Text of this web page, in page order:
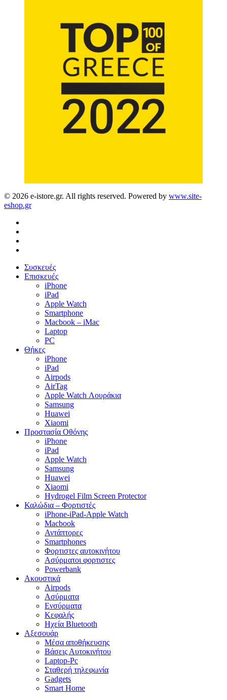
© 2026 e-istore.gr. All rights reserved. Powered by www.site-
eshop.gr
Close
Menu
Συσκευές
Επισκευές
iPhone
iPad
Apple Watch
Smartphone
Macbook – iMac
Laptop
PC
Θήκες
iPhone
iPad
Airpods
AirTag
Apple Watch Λουράκια
Samsung
Huawei
Xiaomi
Προστασία Οθόνης
iPhone
iPad
Apple Watch
Samsung
Huawei
Xiaomi
Hydrogel Film Screen Protector
Καλώδια – Φορτιστές
iPhone-iPad-Apple Watch
Macbook
Αντάπτορες
Smartphones
Φορτιστες αυτοκινήτου
Ασύρματοι φορτιστες
Powerbank
Ακουστικά
Airpods
Ασύρματα
Ενσύρματα
Κεφαλής
Ηχεία Bluetooth
Αξεσουάρ
Μέσα αποθήκευσης
Βάσεις Αυτοκινήτου
Laptop-Pc
Σταθερή τηλεφωνία
Gadgets
Smart Home